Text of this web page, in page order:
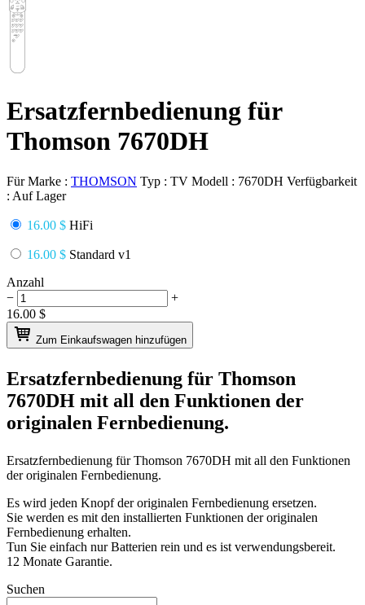
Ersatzfernbedienung für
Thomson 7670DH
Für Marke : THOMSON Typ : TV Modell : 7670DH Verfügbarkeit
: Auf Lager
16.00 $ HiFi
16.00 $ Standard v1
Anzahl
−
+
16.00 $
Zum Einkaufswagen hinzufügen
Ersatzfernbedienung für Thomson
7670DH mit all den Funktionen der
originalen Fernbedienung.
Ersatzfernbedienung fürThomson 7670DH mit all den Funktionen
der originalen Fernbedienung.
Es wird jeden Knopf der originalen Fernbedienung ersetzen.
Sie werden es mit den installierten Funktionen der originalen
Fernbedienung erhalten.
Tun Sie einfach nur Batterien rein und es ist verwendungsbereit.
12 Monate Garantie.
Suchen